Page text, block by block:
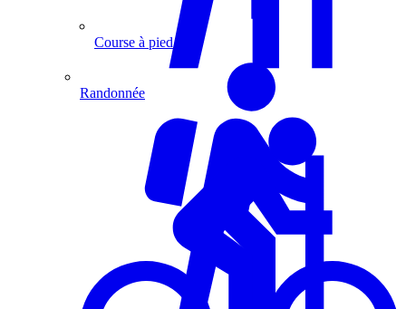
Course à pied
Randonnée